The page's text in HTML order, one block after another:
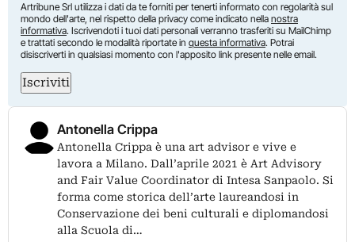
Artribune Srl utilizza i dati da te forniti per tenerti informato con regolarità sul
mondo dell'arte, nel rispetto della privacy come indicato nella nostra
informativa. Iscrivendoti i tuoi dati personali verranno trasferiti su MailChimp
e trattati secondo le modalità riportate in questa informativa. Potrai
disiscriverti in qualsiasi momento con l'apposito link presente nelle email.
Iscriviti
Antonella Crippa
Antonella Crippa è una art advisor e vive e
lavora a Milano. Dall’aprile 2021 è Art Advisory
and Fair Value Coordinator di Intesa Sanpaolo. Si
forma come storica dell’arte laureandosi in
Conservazione dei beni culturali e diplomandosi
alla Scuola di…